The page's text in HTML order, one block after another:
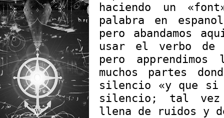
haciendo un
palabra en
pero abandamos
usar el verbo
pero apprendimos
muchos partes
silencio «y que si
silencio; tal vez
llena de ruidos y